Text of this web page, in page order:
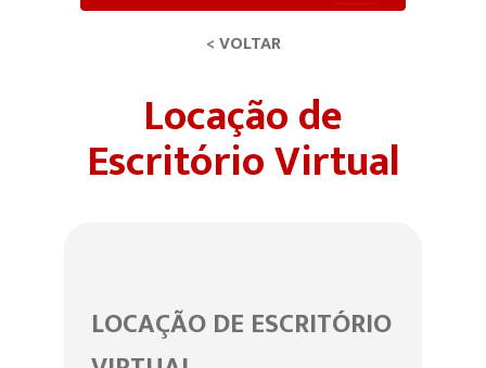
Serviços
< VOLTAR
Locação de
Escritório Virtual
LOCAÇÃO DE ESCRITÓRIO